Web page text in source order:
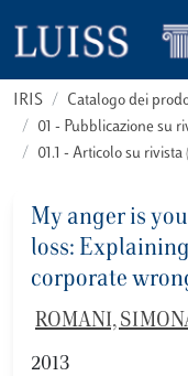
IRIS
Catalogo dei
01 - Pubblicazione su
01.1 - Articolo su rivista
My anger is
loss:
corporate
ROMANI,
2013